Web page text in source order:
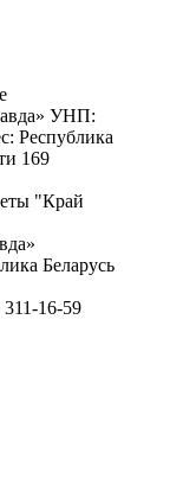
УНП:
Республика
169
"Край
Беларусь
16-59